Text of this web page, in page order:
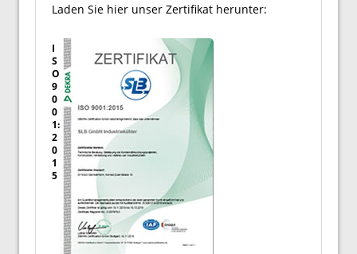
Laden Sie hier unser Zertifikat herunter:
I
S
O
9
0
0
1:
2
0
1
5